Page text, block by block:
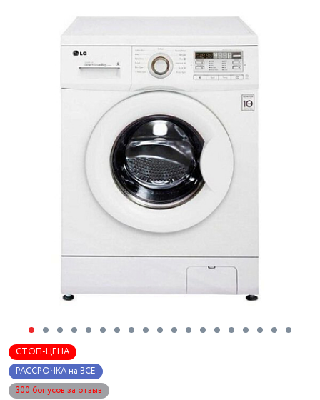
СТОП-ЦЕНА
РАССРОЧКА на ВСЁ
300 бонусов за отзыв